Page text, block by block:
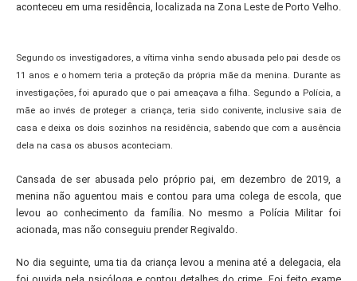
aconteceu em uma residência, localizada na Zona Leste de Porto Velho.
Segundo os investigadores, a vítima vinha sendo abusada pelo pai desde os
11 anos e o homem teria a proteção da própria mãe da menina. Durante as
investigações, foi apurado que o pai ameaçava a filha. Segundo a Polícia, a
mãe ao invés de proteger a criança, teria sido conivente, inclusive saia de
casa e deixa os dois sozinhos na residência, sabendo que com a ausência
dela na casa os abusos aconteciam.
Cansada de ser abusada pelo próprio pai, em dezembro de 2019, a
menina não aguentou mais e contou para uma colega de escola, que
levou ao conhecimento da família. No mesmo a Polícia Militar foi
acionada, mas não conseguiu prender Regivaldo.
No dia seguinte, uma tia da criança levou a menina até a delegacia, ela